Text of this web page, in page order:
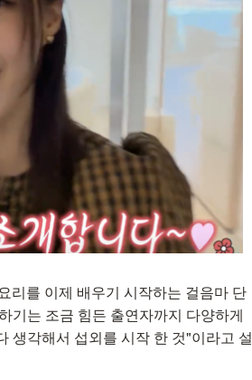
리를 이제 배우기 시작하는 걸음마 단
기는 조금 힘든 출연자까지 다양하게
생각해서 섭외를 시작 한 것"이라고 설